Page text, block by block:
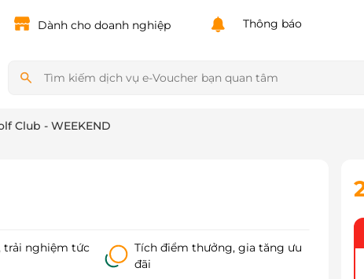
Dành cho doanh nghiệp Thông báo
Club - WEEKEND
trải nghiệm tức
Tích điểm thưởng, gia tăng ưu
đãi